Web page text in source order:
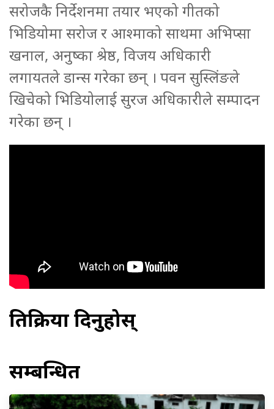
सरोजकै निर्देशनमा तयार भएको गीतको
भिडियोमा सरोज र आश्माको साथमा अभिप्सा
खनाल, अनुष्का श्रेष्ठ, विजय अधिकारी
लगायतले डान्स गरेका छन् । पवन सुस्लिंङले
खिचेको भिडियोलाई सुरज अधिकारीले सम्पादन
गरेका छन् ।
प्रतिक्रिया दिनुहोस्
सम्बन्धित